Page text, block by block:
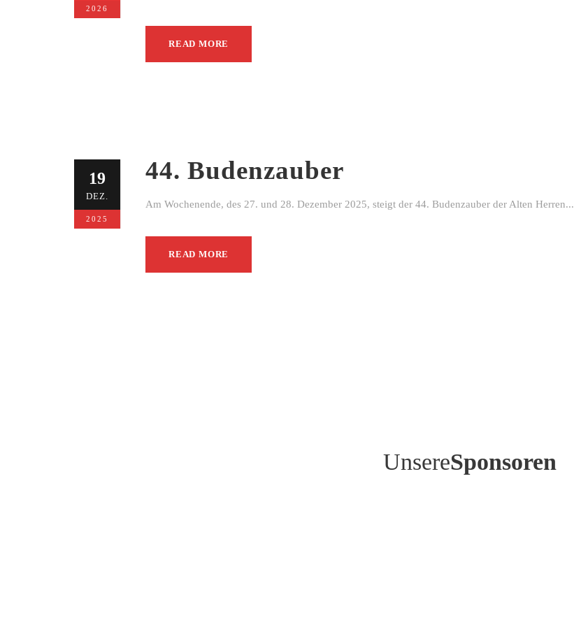
2026
READ MORE
19
DEZ.
2025
44. Budenzauber
Am Wochenende, des 27. und 28. Dezember 2025, steigt der 44. Budenzauber der Alten Herren...
READ MORE
UnsereSponsoren